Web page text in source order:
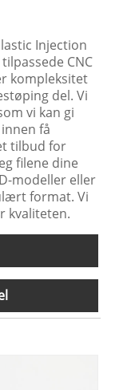
Injection
CNC
kompleksitet
del. Vi
vi kan gi
få
tilbud for
filene dine
modeller eller
format. Vi
kvaliteten.